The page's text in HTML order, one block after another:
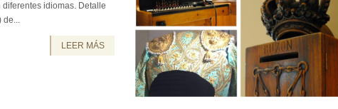
idiomas. Detalle
de...
LEER MÁS